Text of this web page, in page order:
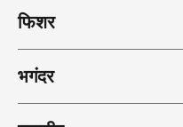
फिशर
भगंदर